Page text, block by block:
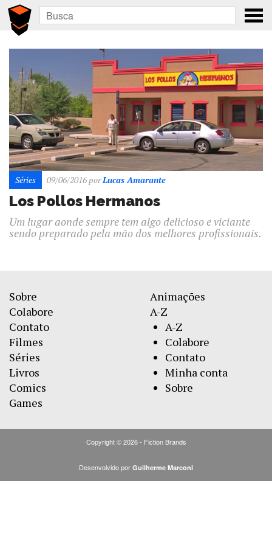
Séries 09/06/2016 por Lucas Amarante
Los Pollos Hermanos
Um lugar aonde sempre tem algo delicioso e viciante
sendo preparado pela mão dos melhores profissionais.
Sobre
Colabore
Contato
Filmes
Séries
Livros
Comics
Games
Animações
A-Z
A-Z
Colabore
Contato
Minha conta
Sobre
Copyright © 2026 - Fiction Brands
Desenvolvido por Guilherme Marconi